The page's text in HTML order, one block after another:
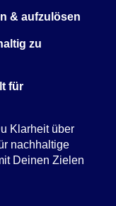
& aufzulösen
zu
für
Klarheit über
nachhaltige
Deinen Zielen